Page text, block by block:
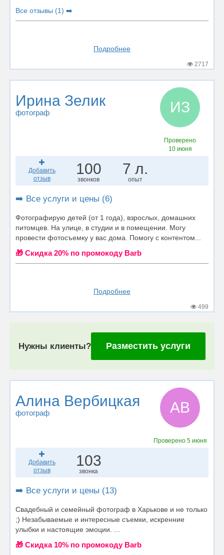
Все отзывы (1) ➡️
Подробнее
2717
Ирина Зелик
фотограф ИЗ
Проверено
10 июня
Добавить
отзыв
100
звонков
7 л.
опыт
➡️ Все услуги и цены (6)
Фотографирую детей (от 1 года), взрослых, домашних
питомцев. На улице, в студии и в помещении. Могу
провести фотосъемку у вас дома. Помогу с контентом...
🎁 Cкидка 20% по промокоду Barb
Подробнее
499
Нужны клиенты? Разместить услуги
Алина Вербицкая
фотограф АВ
Проверено 5 июня
Добавить
отзыв
103
звонка
➡️ Все услуги и цены (13)
Свадебный и семейный фотограф в Харькове и не только
;) Незабываемые и интересные съемки, искренние
улыбки и настоящие эмоции. ...
🎁 Cкидка 10% по промокоду Barb